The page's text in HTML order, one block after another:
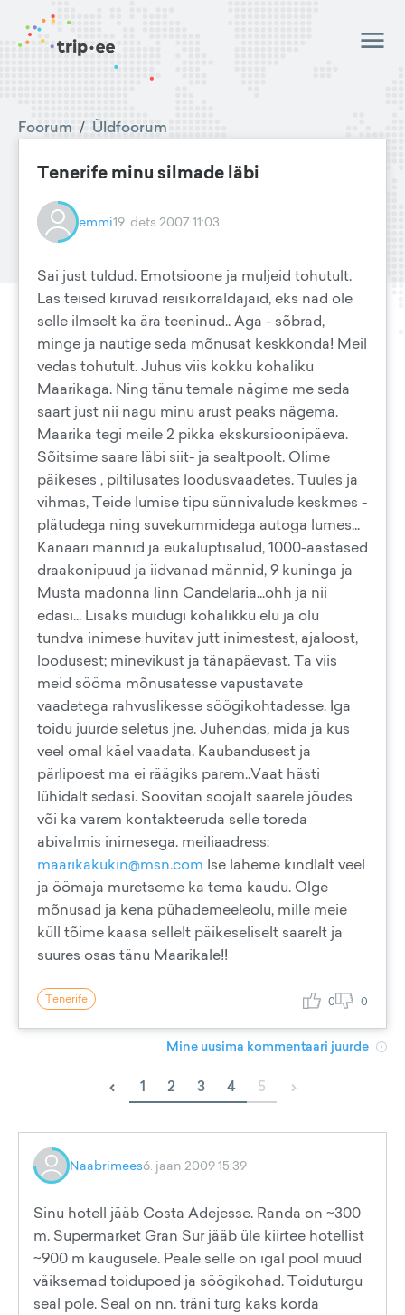
Foorum / Üldfoorum
Tenerife minu silmade läbi
emmi19. dets 2007 11:03
Sai just tuldud. Emotsioone ja muljeid tohutult.
Las teised kiruvad reisikorraldajaid, eks nad ole
selle ilmselt ka ära teeninud.. Aga - sõbrad,
minge ja nautige seda mõnusat keskkonda! Meil
vedas tohutult. Juhus viis kokku kohaliku
Maarikaga. Ning tänu temale nägime me seda
saart just nii nagu minu arust peaks nägema.
Maarika tegi meile 2 pikka ekskursioonipäeva.
Sõitsime saare läbi siit- ja sealtpoolt. Olime
päikeses , piltilusates loodusvaadetes. Tuules ja
vihmas, Teide lumise tipu sünnivalude keskmes -
plätudega ning suvekummidega autoga lumes...
Kanaari männid ja eukalüptisalud, 1000-aastased
draakonipuud ja iidvanad männid, 9 kuninga ja
Musta madonna linn Candelaria...ohh ja nii
edasi... Lisaks muidugi kohalikku elu ja olu
tundva inimese huvitav jutt inimestest, ajaloost,
loodusest; minevikust ja tänapäevast. Ta viis
meid sööma mõnusatesse vapustavate
vaadetega rahvuslikesse söögikohtadesse. Iga
toidu juurde seletus jne. Juhendas, mida ja kus
veel omal käel vaadata. Kaubandusest ja
pärlipoest ma ei räägiks parem..Vaat hästi
lühidalt sedasi. Soovitan soojalt saarele jõudes
või ka varem kontakteeruda selle toreda
abivalmis inimesega. meiliaadress:
maarikakukin@msn.com Ise läheme kindlalt veel
ja öömaja muretseme ka tema kaudu. Olge
mõnusad ja kena pühademeeleolu, mille meie
küll tõime kaasa sellelt päikeseliselt saarelt ja
suures osas tänu Maarikale!!
Tenerife 0 0
Mine uusima kommentaari juurde
‹ 1 2 3 4 5 ›
Naabrimees6. jaan 2009 15:39
Sinu hotell jääb Costa Adejesse. Randa on ~300
m. Supermarket Gran Sur jääb üle kiirtee hotellist
~900 m kaugusele. Peale selle on igal pool muud
väiksemad toidupoed ja söögikohad. Toiduturgu
seal pole. Seal on nn. träni turg kaks korda